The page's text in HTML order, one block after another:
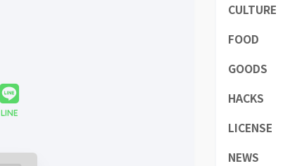
LINE
CULTURE
FOOD
GOODS
HACKS
LICENSE
NEWS